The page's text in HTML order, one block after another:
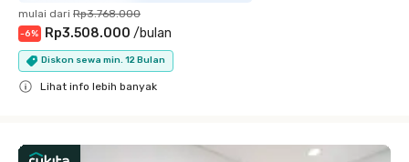
mulai dari Rp3.768.000
-6% Rp3.508.000 /bulan
Diskon sewa min. 12 Bulan
Lihat info lebih banyak